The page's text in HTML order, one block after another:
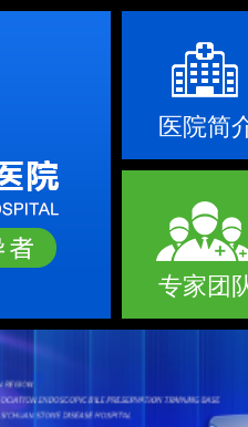
医院简
专家团